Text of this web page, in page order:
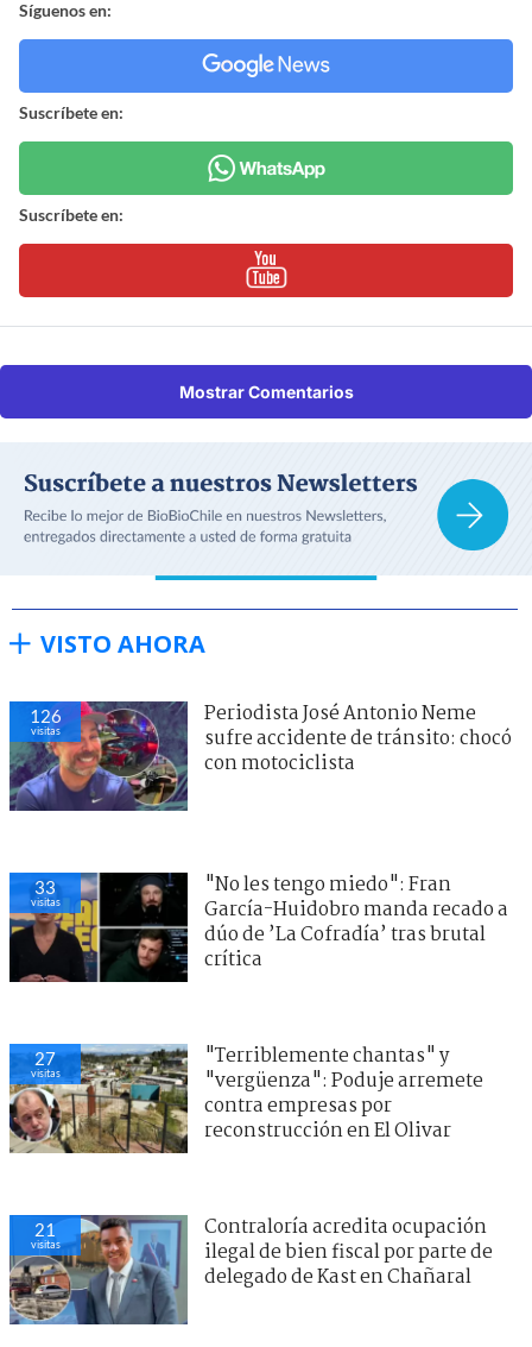
Síguenos en:
Suscríbete en:
Suscríbete en:
Mostrar Comentarios
VISTO AHORA
126
visitas
Periodista José Antonio Neme
sufre accidente de tránsito: chocó
con motociclista
33
visitas
"No les tengo miedo": Fran
García-Huidobro manda recado a
dúo de ’La Cofradía’ tras brutal
crítica
27
visitas
"Terriblemente chantas" y
"vergüenza": Poduje arremete
contra empresas por
reconstrucción en El Olivar
21
visitas
Contraloría acredita ocupación
ilegal de bien fiscal por parte de
delegado de Kast en Chañaral